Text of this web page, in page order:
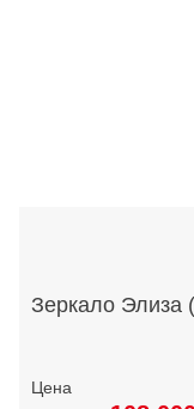
Зеркало Элиза